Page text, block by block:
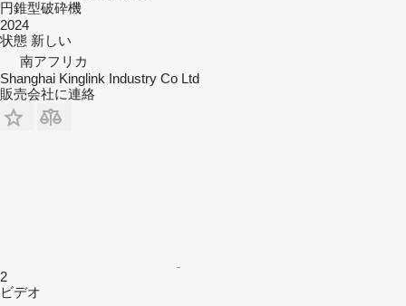
円錐型破砕機
2024
状態 新しい
南アフリカ
Shanghai Kinglink Industry Co Ltd
販売会社に連絡
2
ビデオ